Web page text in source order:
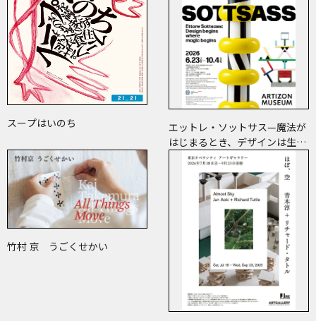
スープはいのち
エットレ・ソットサス—魔法が
はじまるとき、デザインは生ま
れる
竹村 京 うごくせかい